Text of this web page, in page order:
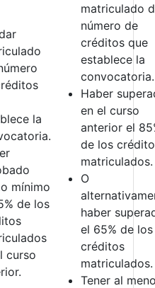
la
mínimo
de los
curso
matriculado
número de
créditos que
establece la
convocatoria.
Haber
en el curso
anterior el
de los
matriculados.
O
haber
el 65% de los
créditos
matriculados.
Tener al